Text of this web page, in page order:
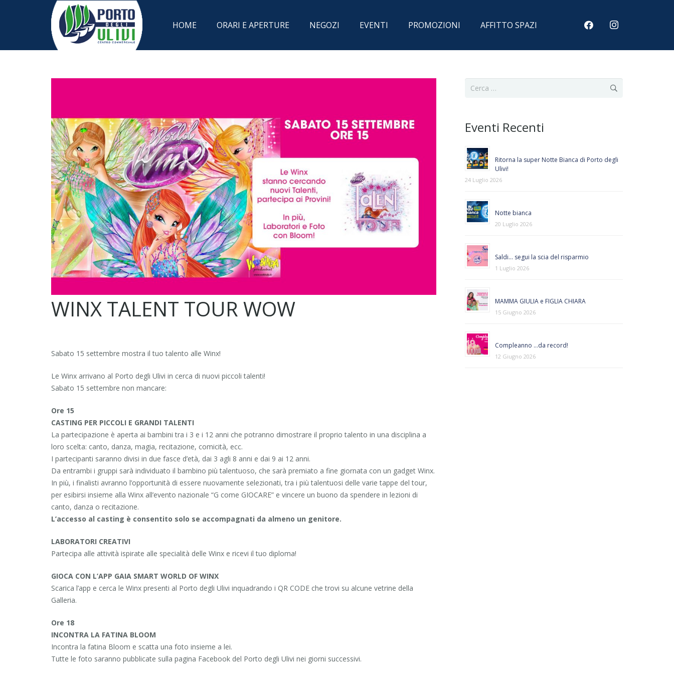
HOME ORARI E APERTURE NEGOZI EVENTI PROMOZIONI AFFITTO SPAZI
WINX TALENT TOUR WOW
Sabato 15 settembre mostra il tuo talento alle Winx!
Le Winx arrivano al Porto degli Ulivi in cerca di nuovi piccoli talenti!
Sabato 15 settembre non mancare:
Ore 15
CASTING PER PICCOLI E GRANDI TALENTI
La partecipazione è aperta ai bambini tra i 3 e i 12 anni che potranno dimostrare il proprio talento in una disciplina a
loro scelta: canto, danza, magia, recitazione, comicità, ecc.
I partecipanti saranno divisi in due fasce d’età, dai 3 agli 8 anni e dai 9 ai 12 anni.
Da entrambi i gruppi sarà individuato il bambino più talentuoso, che sarà premiato a fine giornata con un gadget Winx.
In più, i finalisti avranno l’opportunità di essere nuovamente selezionati, tra i più talentuosi delle varie tappe del tour,
per esibirsi insieme alla Winx all’evento nazionale “G come GIOCARE” e vincere un buono da spendere in lezioni di
canto, danza o recitazione.
L’accesso al casting è consentito solo se accompagnati da almeno un genitore.
LABORATORI CREATIVI
Partecipa alle attività ispirate alle specialità delle Winx e ricevi il tuo diploma!
GIOCA CON L’APP GAIA SMART WORLD OF WINX
Scarica l’app e cerca le Winx presenti al Porto degli Ulivi inquadrando i QR CODE che trovi su alcune vetrine della
Galleria.
Ore 18
INCONTRA LA FATINA BLOOM
Incontra la fatina Bloom e scatta una foto insieme a lei.
Tutte le foto saranno pubblicate sulla pagina Facebook del Porto degli Ulivi nei giorni successivi.
Ricerca
Eventi Recenti
Ritorna la super Notte Bianca di Porto degli
Ulivi!
24 Luglio 2026
Notte bianca
20 Luglio 2026
Saldi… segui la scia del risparmio
1 Luglio 2026
MAMMA GIULIA e FIGLIA CHIARA
15 Giugno 2026
Compleanno …da record!
12 Giugno 2026